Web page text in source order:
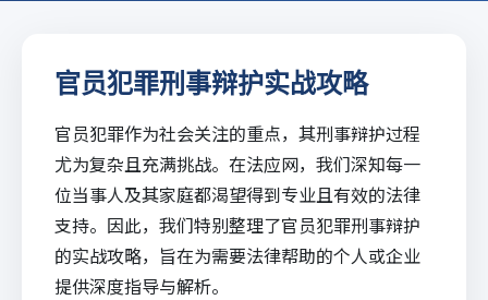
官员犯罪刑事辩护实战攻略
官员犯罪作为社会关注的重点，其刑事辩护过程
尤为复杂且充满挑战。在法应网，我们深知每一
位当事人及其家庭都渴望得到专业且有效的法律
支持。因此，我们特别整理了官员犯罪刑事辩护
的实战攻略，旨在为需要法律帮助的个人或企业
提供深度指导与解析。